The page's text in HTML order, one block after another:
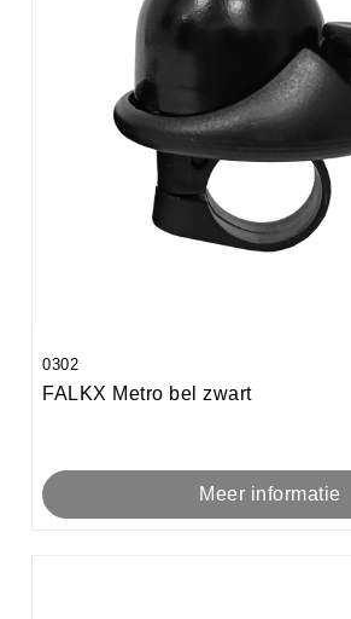
0302
FALKX Metro bel zwart
Meer informatie